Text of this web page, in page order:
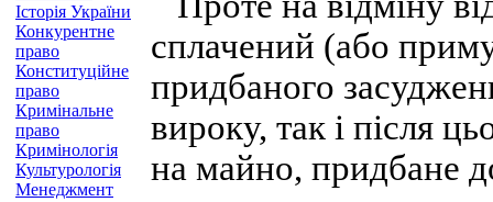
Історія України
Конкурентне
право
Конституційне
право
Кримінальне
право
Кримінологія
Культурологія
Менеджмент
сплачений (або
придбаного
вироку, так і після
на майно, придбане